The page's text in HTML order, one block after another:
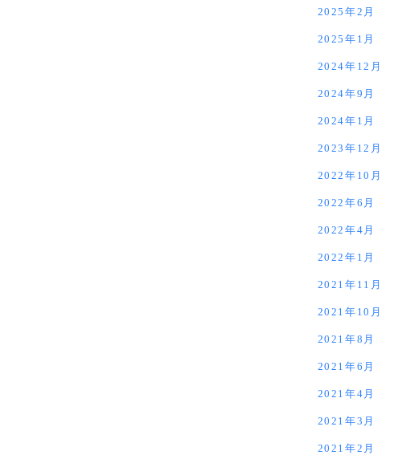
2025年2月
2025年1月
2024年12月
2024年9月
2024年1月
2023年12月
2022年10月
2022年6月
2022年4月
2022年1月
2021年11月
2021年10月
2021年8月
2021年6月
2021年4月
2021年3月
2021年2月